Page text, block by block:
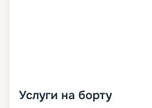
Услуги на борту